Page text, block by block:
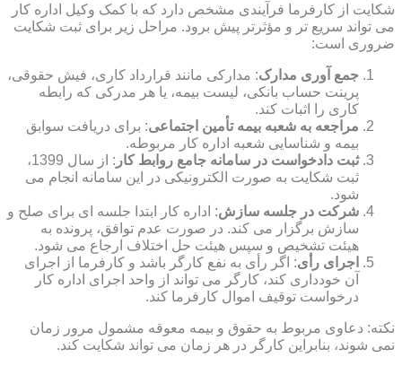
شکایت از کارفرما فرآیندی مشخص دارد که با کمک وکیل اداره کار
می تواند سریع تر و مؤثرتر پیش برود. مراحل زیر برای ثبت شکایت
ضروری است:
جمع آوری مدارک: مدارکی مانند قرارداد کاری، فیش حقوقی،
پرینت حساب بانکی، لیست بیمه، یا هر مدرکی که رابطه
کاری را اثبات کند.
مراجعه به شعبه بیمه تأمین اجتماعی: برای دریافت سوابق
بیمه و شناسایی شعبه اداره کار مربوطه.
ثبت دادخواست در سامانه جامع روابط کار
: از سال 1399،
ثبت شکایت به صورت الکترونیکی در این سامانه انجام می
شود.
شرکت در جلسه سازش: اداره کار ابتدا جلسه ای برای صلح و
سازش برگزار می کند. در صورت عدم توافق، پرونده به
هیئت تشخیص و سپس هیئت حل اختلاف ارجاع می شود.
اجرای رأی: اگر رأی به نفع کارگر باشد و کارفرما از اجرای
آن خودداری کند، کارگر می تواند از واحد اجرای اداره کار
درخواست توقیف اموال کارفرما کند.
نکته: دعاوی مربوط به حقوق و بیمه معوقه مشمول مرور زمان
نمی شوند، بنابراین کارگر در هر زمان می تواند شکایت کند.